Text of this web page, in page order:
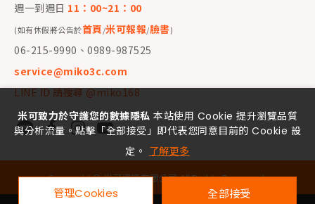
週一到週日 11：00~21：00
(如有休假將公告於首頁/米可報報/臉書)
06-215-9990、0989-987525
service@miko3c.com
LINE ID 請搜尋 @miko168
Copyright ©米可資訊有限公司All Rights Reserved.
米可致力於守護您的數據隱私 本站使用 Cookie 提升瀏覽品質
與分析流量。點擊「全部接受」即代表您同意目前的 Cookie 設
定。 了解更多
管理Cookies 全部接受